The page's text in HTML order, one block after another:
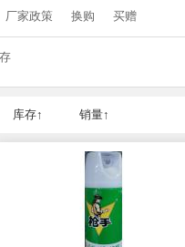
厂家政策 换购 买赠
库存↑ 销量↑